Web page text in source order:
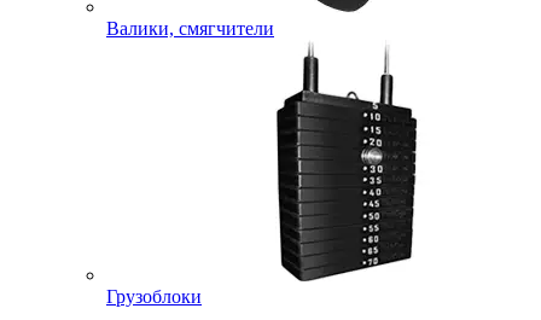
Валики, смягчители
Грузоблоки